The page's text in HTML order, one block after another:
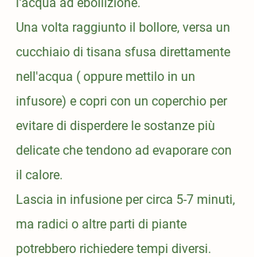
Una volta raggiunto il bollore, versa un
cucchiaio di tisana sfusa direttamente
nell'acqua ( oppure mettilo in un
infusore) e copri con un coperchio per
evitare di disperdere le sostanze più
delicate che tendono ad evaporare con
il calore.
Lascia in infusione per circa 5-7 minuti,
ma radici o altre parti di piante
potrebbero richiedere tempi diversi.